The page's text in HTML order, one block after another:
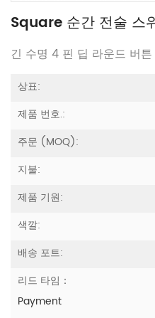
Square 순간 전술 스
긴 수명 4 핀 딥 라운드 버
상표:
제품 번호.:
주문 (MOQ):
지불:
제품 기원:
색깔:
배송 포트:
리드 타임：
Payment